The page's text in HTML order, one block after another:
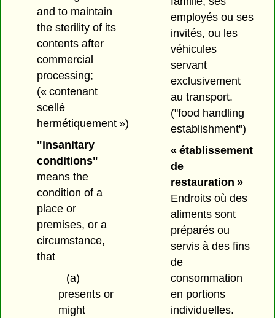
and to maintain
the sterility of its
contents after
commercial
processing;
(« contenant
scellé
hermétiquement »)
"insanitary
conditions"
means the
condition of a
place or
premises, or a
circumstance,
that
(a)
presents or
might
employés ou ses
invités, ou les
véhicules
servant
exclusivement
au transport.
("food handling
establishment")
« établissement
de
restauration »
Endroits où des
aliments sont
préparés ou
servis à des fins
de
consommation
en portions
individuelles.